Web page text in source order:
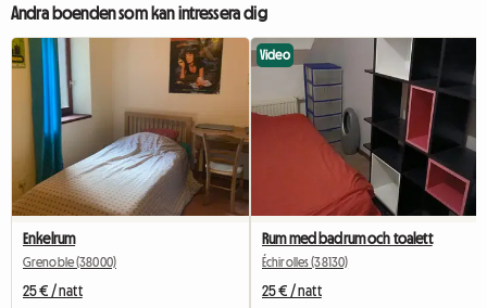
Andra boenden som kan intressera dig
Enkelrum
Grenoble (38000)
25 € / natt
Video
Rum med badrum och toalett
Échirolles (38130)
25 € / natt